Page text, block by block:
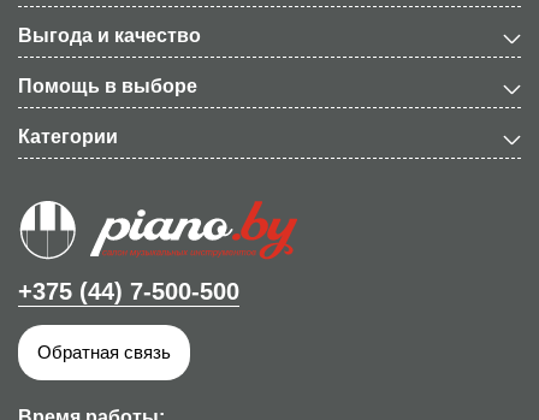
Выгода и качество
Помощь в выборе
Категории
+375 (44) 7-500-500
Обратная связь